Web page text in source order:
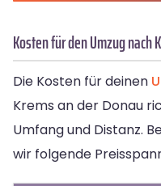
Kosten für den Umzug nach
Die Kosten für deinen
Krems an der Donau
Umfang und Distanz.
wir folgende